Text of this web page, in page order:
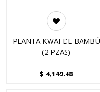
PLANTA KWAI DE BAMBÚ
(2 PZAS)
$ 4,149.48